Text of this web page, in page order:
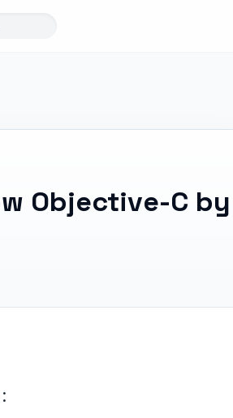
Objective-C by